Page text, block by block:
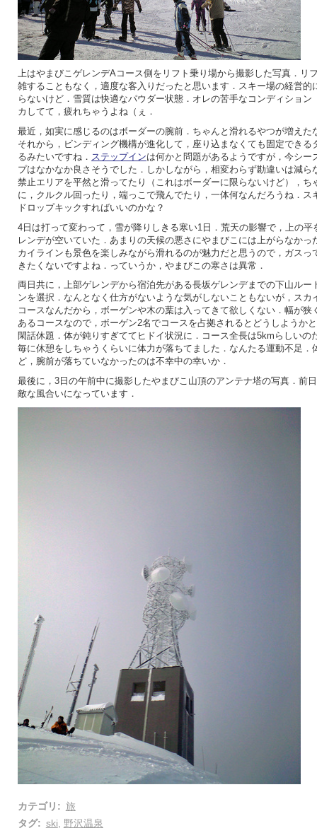
上はやまびこゲレンデAコース側をリフト乗り場から撮影した写真．リ
雑することもなく，適度な客入りだったと思います．スキー場の経営的
らないけど．雪質は快適なパウダー状態．オレの苦手なコンディション
カしてて，疲れちゃうよね（ぇ．
最近，如実に感じるのはボーダーの腕前．ちゃんと滑れるやつが増えた
それから，ビンディング機構が進化して，座り込まなくても固定できる
るみたいですね． ステップインは何かと問題があるようですが，今シー
プはなかなか良さそうでした．しかしながら，相変わらず勘違いは減ら
禁止エリアを平然と滑ってたり（これはボーダーに限らないけど），ち
に，クルクル回ったり，端っこで飛んでたり，一体何なんだろうね．ス
ドロップキックすればいいのかな？
4日は打って変わって，雪が降りしきる寒い1日．荒天の影響で，上の平
レンデが空いていた．あまりの天候の悪さにやまびこには上がらなかっ
カイラインも景色を楽しみながら滑れるのが魅力だと思うので，ガスっ
きたくないですよね．っていうか，やまびこの寒さは異常．
両日共に，上部ゲレンデから宿泊先がある長坂ゲレンデまでの下山ルー
ンを選択．なんとなく仕方がないような気がしないこともないが，スカ
コースなんだから，ボーゲンや木の葉は入ってきて欲しくない．幅が狭
あるコースなので，ボーゲン2名でコースを占拠されるとどうしようか
閑話休題．体が鈍りすぎててヒドイ状況に．コース全長は5kmらしいの
毎に休憩をしちゃうくらいに体力が落ちてました．なんたる運動不足．
ど，腕前が落ちていなかったのは不幸中の幸いか．
最後に，3日の午前中に撮影したやまびこ山頂のアンテナ塔の写真．前
敵な風合いになっています．
カテゴリ : 旅
タグ: ski, 野沢温泉